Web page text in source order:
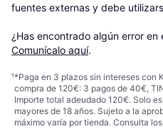
fuentes externas y debe
¿Has encontrado algún error en
Comunícalo aquí.
¹*Paga en 3 plazos sin intereses con
compra de 120€: 3 pagos de 40€,
Importe total adeudado 120€. Solo
mayores de 18 años. Sujeto a la
máximo varía por tienda. Consulta